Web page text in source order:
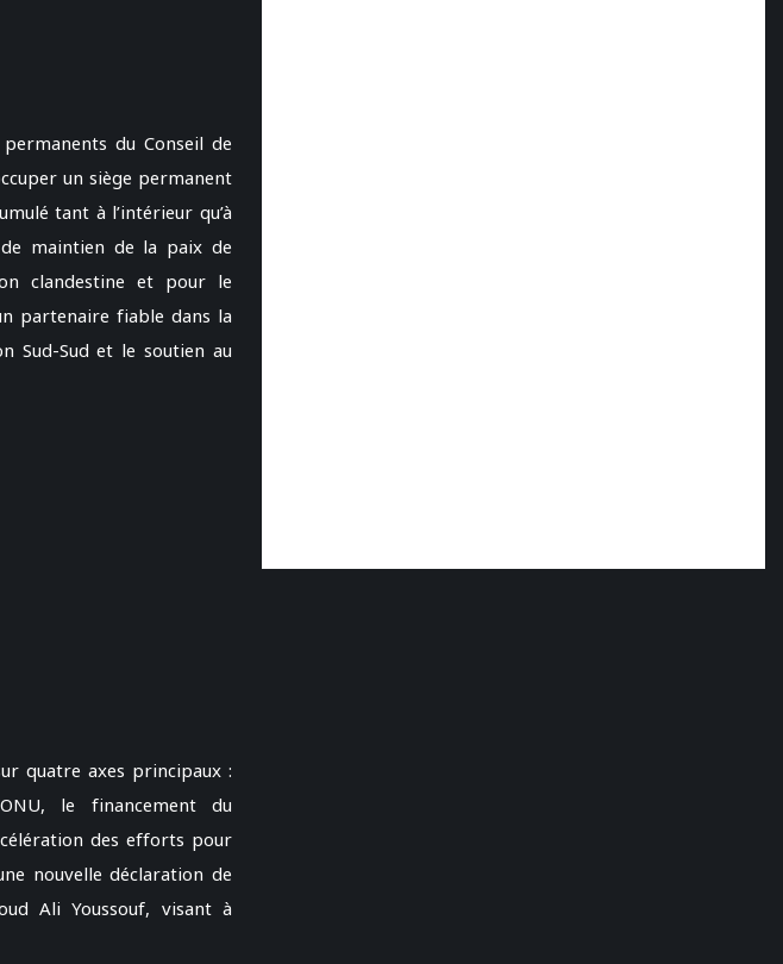
du Conseil de
un siège permanent
tant à l’intérieur qu’à
maintien de la paix de
clandestine et pour le
partenaire fiable dans la
Sud-Sud et le soutien au
quatre axes principaux :
le financement du
des efforts pour
nouvelle déclaration de
Ali Youssouf, visant à